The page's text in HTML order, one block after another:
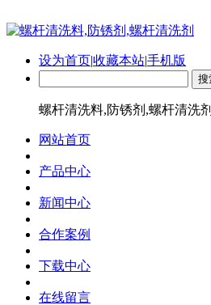
设为首页|收藏本站|手机版
螺杆清洗料,防锈剂,螺杆清洗剂
网站首页
产品中心
新闻中心
合作案例
下载中心
在线留言